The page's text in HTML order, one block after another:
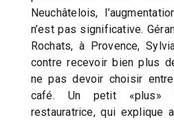
Neuchâtelois,
n’est pas significative.
Rochats, à Provence,
contre recevoir bien plus
ne pas devoir choisir
café. Un petit «plus»
restauratrice, qui explique